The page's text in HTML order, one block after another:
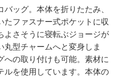
ッグ。本体を折りたたみ、
たファスナー式ポケットに収
よさそうに寝転ぶジョージが
型チャームへと変身しま
への取り付けも可能。素材に
ルを使用しています。本体の